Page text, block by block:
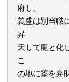
府し、
義盛は別当職
昇
天して龍と化
こ
の地に筌を弁